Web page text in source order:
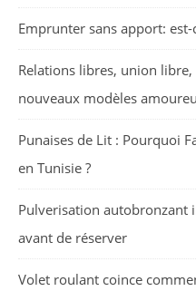
Emprunter sans apport:
Relations libres, union
nouveaux modèles
Punaises de Lit : Pourquoi
en Tunisie ?
Pulverisation autobronzant
avant de réserver
Volet roulant coince